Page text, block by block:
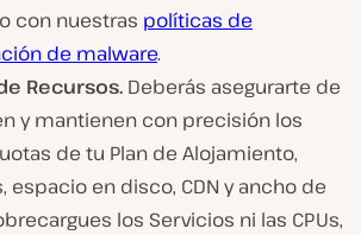
con nuestras políticas de
de malware.
Recursos. Deberás asegurarte de
y mantienen con precisión los
de tu Plan de Alojamiento,
espacio en disco, CDN y ancho de
los Servicios ni las CPUs,